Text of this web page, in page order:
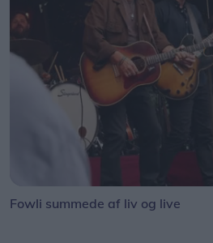
Fowli summede af liv og live